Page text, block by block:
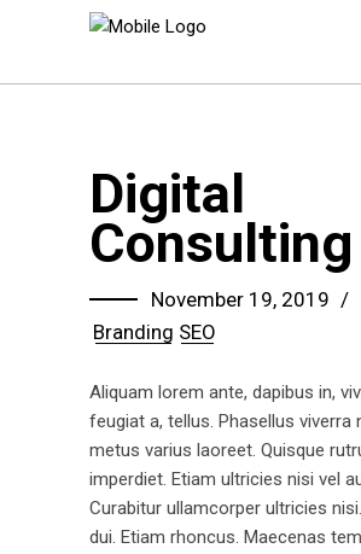
Digital
Consulting
November 19, 2019
Branding SEO
Aliquam lorem ante, dapibus in,
feugiat a, tellus. Phasellus viverra
metus varius laoreet. Quisque
imperdiet. Etiam ultricies nisi vel
Curabitur ullamcorper ultricies
dui. Etiam rhoncus. Maecenas